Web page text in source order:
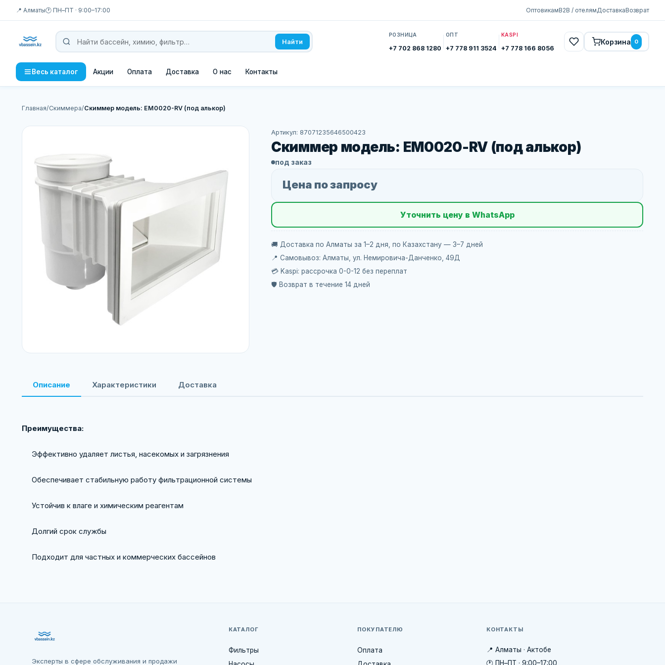
📍 Алматы🕐 ПН–ПТ · 9:00–17:00 ОптовикамB2B / отелямДоставкаВозврат
Найти
РОЗНИЦА
+7 702 868 1280
ОПТ
+7 778 911 3524
KASPI
+7 778 166 8056
Корзина 0
Весь каталог Акции Оплата Доставка О нас Контакты
Главная/Скиммера/Скиммер модель: EM0020-RV (под алькор)
Артикул: 87071235646500423
Скиммер модель: EM0020-RV (под алькор)
под заказ
Цена по запросу
Уточнить цену в WhatsApp
🚚 Доставка по Алматы за 1–2 дня, по Казахстану — 3–7 дней
📍 Самовывоз: Алматы, ул. Немировича-Данченко, 49Д
💳 Kaspi: рассрочка 0-0-12 без переплат
🛡️ Возврат в течение 14 дней
Описание Характеристики Доставка
Преимущества:
Эффективно удаляет листья, насекомых и загрязнения
Обеспечивает стабильную работу фильтрационной системы
Устойчив к влаге и химическим реагентам
Долгий срок службы
Подходит для частных и коммерческих бассейнов
Эксперты в сфере обслуживания и продажи
КАТАЛОГ
Фильтры
ПОКУПАТЕЛЮ
Оплата
КОНТАКТЫ
📍 Алматы · Актобе
🕐 ПН–ПТ · 9:00–17:00